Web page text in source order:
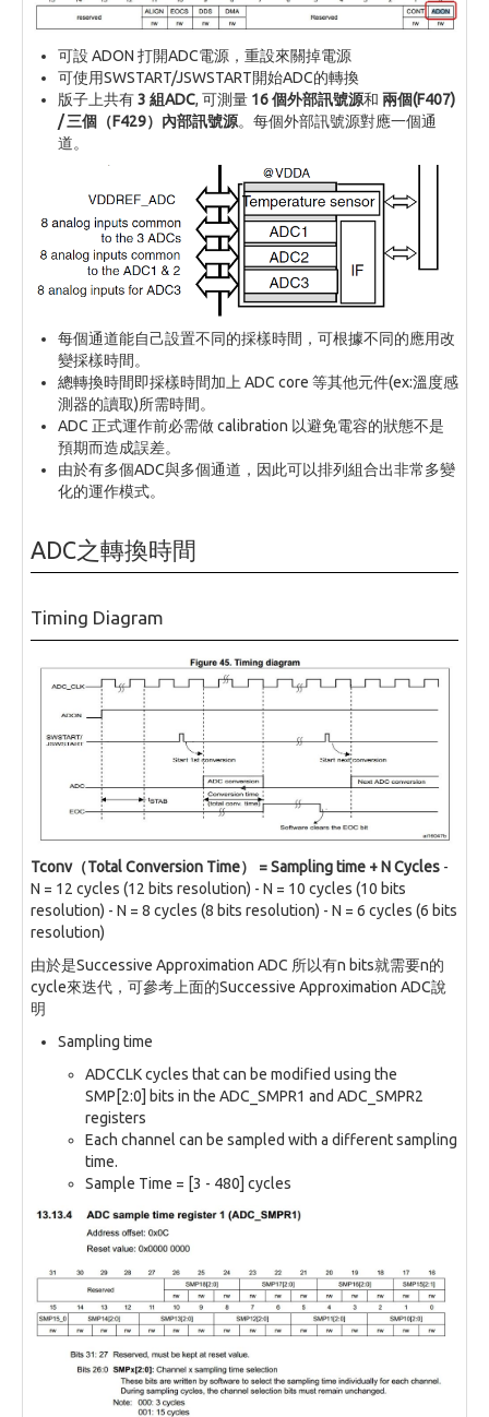
可設 ADON 打開ADC電源，重設來關掉電源
可使用SWSTART/JSWSTART開始ADC的轉換
版子上共有3 組ADC, 可測量 16 個外部訊號源和 兩個(F407)
/ 三個（F429）內部訊號源。每個外部訊號源對應一個通
道。
每個通道能自己設置不同的採樣時間，可根據不同的應用改
變採樣時間。
總轉換時間即採樣時間加上 ADC core 等其他元件(ex:溫度感
測器的讀取)所需時間。
ADC 正式運作前必需做 calibration 以避免電容的狀態不是
預期而造成誤差。
由於有多個ADC與多個通道，因此可以排列組合出非常多變
化的運作模式。
ADC之轉換時間
Timing Diagram
Tconv（Total Conversion Time） = Sampling time + N Cycles -
N = 12 cycles (12 bits resolution) - N = 10 cycles (10 bits
resolution) - N = 8 cycles (8 bits resolution) - N = 6 cycles (6 bits
resolution)
由於是Successive Approximation ADC 所以有n bits就需要n的
cycle來迭代，可參考上面的Successive Approximation ADC說
明
Sampling time
ADCCLK cycles that can be modified using the
SMP[2:0] bits in the ADC_SMPR1 and ADC_SMPR2
registers
Each channel can be sampled with a different sampling
time.
Sample Time = [3 - 480] cycles